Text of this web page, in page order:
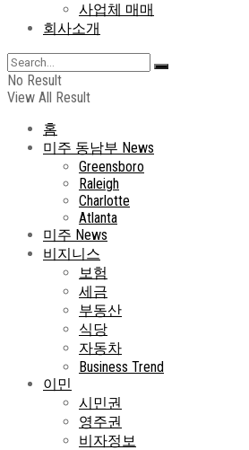
사업체 매매
회사소개
No Result
View All Result
홈
미주 동남부 News
Greensboro
Raleigh
Charlotte
Atlanta
미주 News
비지니스
보험
세금
부동산
식당
자동차
Business Trend
이민
시민권
영주권
비자정보